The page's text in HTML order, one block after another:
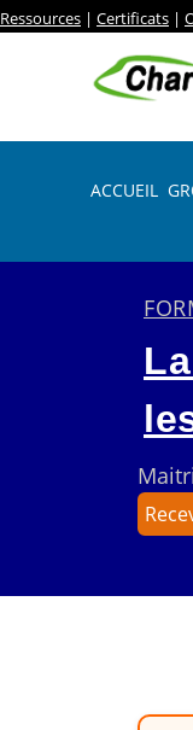
Ressources | Certificats |
ACCUEIL